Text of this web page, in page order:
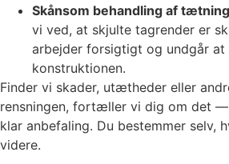
Skånsom behandling af
vi ved, at skjulte tagrender er
arbejder forsigtigt og undgår at
konstruktionen.
Finder vi skader, utætheder eller
rensningen, fortæller vi dig om det
klar anbefaling. Du bestemmer selv,
videre.